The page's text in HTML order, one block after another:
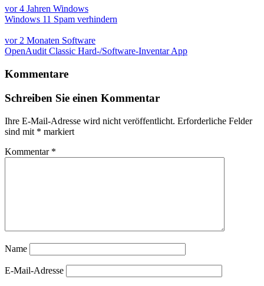
vor 4 Jahren Windows
Windows 11 Spam verhindern
vor 2 Monaten Software
OpenAudit Classic Hard-/Software-Inventar App
Kommentare
Schreiben Sie einen Kommentar
Ihre E-Mail-Adresse wird nicht veröffentlicht. Erforderliche Felder
sind mit * markiert
Kommentar *
Name
E-Mail-Adresse